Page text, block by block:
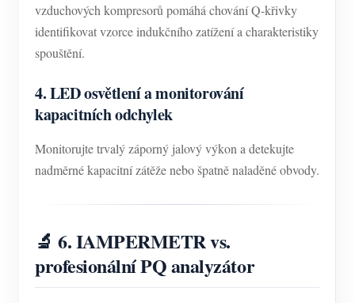
vzduchových kompresorů pomáhá chování Q-křivky
identifikovat vzorce indukčního zatížení a charakteristiky
spouštění.
4. LED osvětlení a monitorování
kapacitních odchylek
Monitorujte trvalý záporný jalový výkon a detekujte
nadměrné kapacitní zátěže nebo špatně naladěné obvody.
🔬 6. IAMPERMETR vs.
profesionální PQ analyzátor